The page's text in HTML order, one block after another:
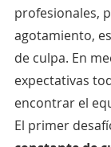
profesionales,
agotamiento,
de culpa. En
expectativas
encontrar el
El primer